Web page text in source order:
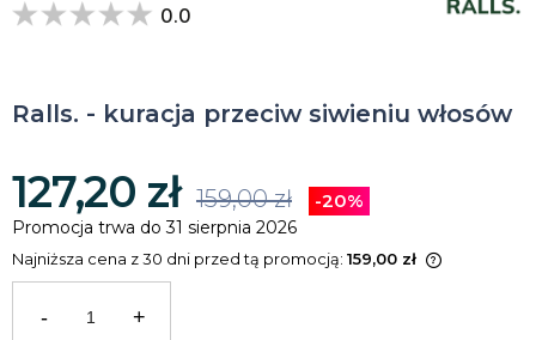
Ralls. - kuracja przeciw siwieniu włosów
0.0
127,20 zł 159,00 zł -20%
Promocja trwa do 31 sierpnia 2026
Najniższa cena z 30 dni przed tą promocją: 159,00 zł
Jeżeli produkt jest sprzedawany
- +